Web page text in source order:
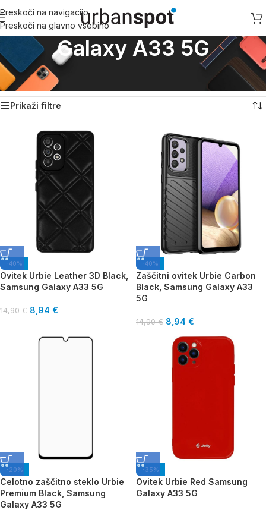
Preskoči na navigacijo
Preskoči na glavno vsebino
Galaxy A33 5G
Domov/ Samsung
Galaxy A33 5G
Prikaz vseh 9 rezultatov
Prikaži filtre
-40%
Ovitek Urbie Leather 3D Black,
Samsung Galaxy A33 5G
14,90€ 8,94 €
-40%
Zaščitni ovitek Urbie Carbon
Black, Samsung Galaxy A33
5G
14,90€ 8,94 €
-20%
Celotno zaščitno steklo Urbie
Premium Black, Samsung
Galaxy A33 5G
-35%
Ovitek Urbie Red Samsung
Galaxy A33 5G